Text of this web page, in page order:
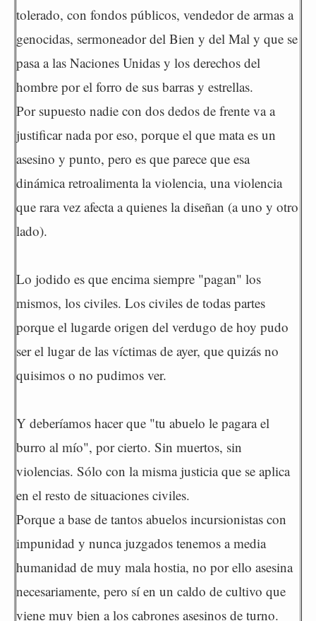
tolerado, con fondos públicos, vendedor de armas a
genocidas, sermoneador del Bien y del Mal y que se
pasa a las Naciones Unidas y los derechos del
hombre por el forro de sus barras y estrellas.
Por supuesto nadie con dos dedos de frente va a
justificar nada por eso, porque el que mata es un
asesino y punto, pero es que parece que esa
dinámica retroalimenta la violencia, una violencia
que rara vez afecta a quienes la diseñan (a uno y otro
lado).
Lo jodido es que encima siempre "pagan" los
mismos, los civiles. Los civiles de todas partes
porque el lugarde origen del verdugo de hoy pudo
ser el lugar de las víctimas de ayer, que quizás no
quisimos o no pudimos ver.
Y deberíamos hacer que "tu abuelo le pagara el
burro al mío", por cierto. Sin muertos, sin
violencias. Sólo con la misma justicia que se aplica
en el resto de situaciones civiles.
Porque a base de tantos abuelos incursionistas con
impunidad y nunca juzgados tenemos a media
humanidad de muy mala hostia, no por ello asesina
necesariamente, pero sí en un caldo de cultivo que
viene muy bien a los cabrones asesinos de turno.